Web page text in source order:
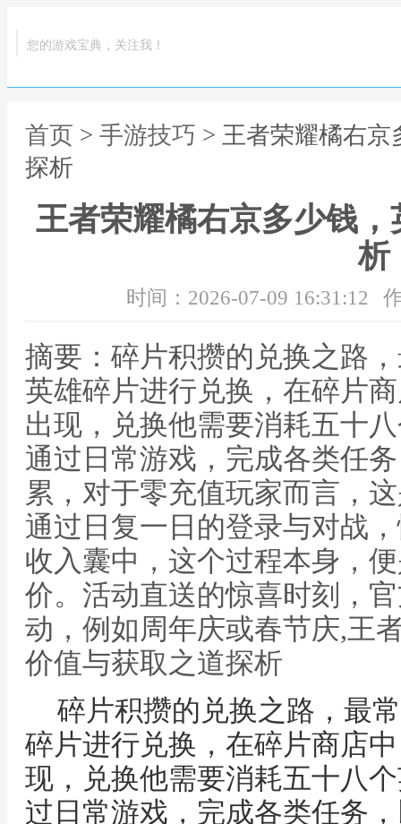
您的游戏宝典，关注我！
首页 > 手游技巧 > 王者荣耀橘右
探析
王者荣耀橘右京多少钱
析
时间：2026-07-09 16:31:12
摘要：碎片积攒的兑换之路
英雄碎片进行兑换，在碎片
出现，兑换他需要消耗五十
通过日常游戏，完成各类任
累，对于零充值玩家而言，
通过日复一日的登录与对战
收入囊中，这个过程本身，
价。活动直送的惊喜时刻，
动，例如周年庆或春节庆,王
价值与获取之道探析
碎片积攒的兑换之路，最
碎片进行兑换，在碎片商店
现，兑换他需要消耗五十八
过日常游戏，完成各类任务